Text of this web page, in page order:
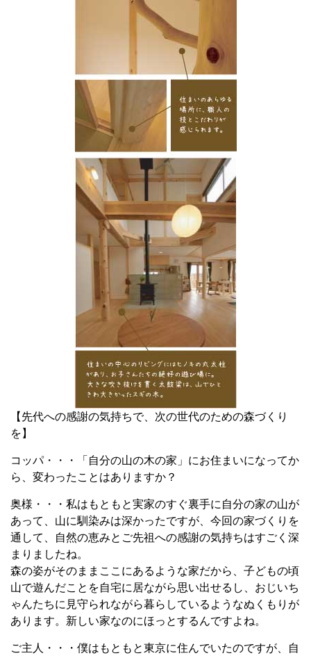
【先代への感謝の気持ちで、次の世代のための森づくり
を】
コッパ・・・「自分の山の木の家」にお住まいになってか
ら、変わったことはありますか？
奥様・・・私はもともと実家のすぐ裏手に自分の家の山が
あって、山に馴染みは深かったですが、今回の家づくりを
通して、自然の恵みとご先祖への感謝の気持ちはすごく深
まりましたね。
森の姿がそのままここにあるような家だから、子どもの頃
山で遊んだことを自宅に居ながら思い出せるし、おじいち
ゃんたちに見守られながら暮らしているようなぬくもりが
あります。新しい家なのにほっとするんですよね。
ご主人・・・僕はもともと東京に住んでいたのですが、自